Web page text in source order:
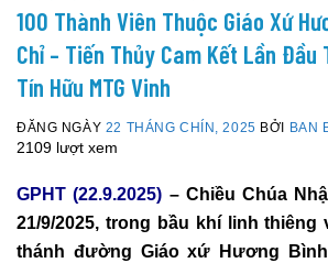
100 Thành Viên Thuộc Giáo Xứ
Chỉ – Tiến Thủy Cam Kết Lần Đầu
Tín Hữu MTG Vinh
ĐĂNG NGÀY 22 THÁNG CHÍN, 2025 BỞI BAN
2109 lượt xem
GPHT (22.9.2025) – Chiều Chúa
21/9/2025, trong bầu khí linh thiêng
thánh đường Giáo xứ Hương